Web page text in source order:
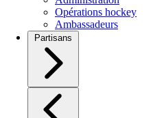
Opérations hockey
Ambassadeurs
Partisans